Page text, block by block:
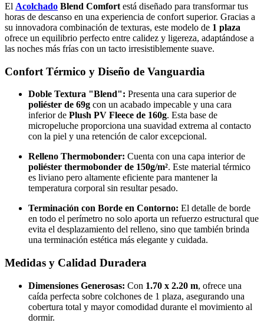
El Acolchado Blend Comfort está diseñado para transformar tus
horas de descanso en una experiencia de confort superior. Gracias a
su innovadora combinación de texturas, este modelo de 1 plaza
ofrece un equilibrio perfecto entre calidez y ligereza, adaptándose a
las noches más frías con un tacto irresistiblemente suave.
Confort Térmico y Diseño de Vanguardia
Doble Textura "Blend": Presenta una cara superior de
poliéster de 69g con un acabado impecable y una cara
inferior de Plush PV Fleece de 160g. Esta base de
micropeluche proporciona una suavidad extrema al contacto
con la piel y una retención de calor excepcional.
Relleno Thermobonder: Cuenta con una capa interior de
poliéster thermobonder de 150g/m². Este material térmico
es liviano pero altamente eficiente para mantener la
temperatura corporal sin resultar pesado.
Terminación con Borde en Contorno: El detalle de borde
en todo el perímetro no solo aporta un refuerzo estructural que
evita el desplazamiento del relleno, sino que también brinda
una terminación estética más elegante y cuidada.
Medidas y Calidad Duradera
Dimensiones Generosas: Con 1.70 x 2.20 m, ofrece una
caída perfecta sobre colchones de 1 plaza, asegurando una
cobertura total y mayor comodidad durante el movimiento al
dormir.